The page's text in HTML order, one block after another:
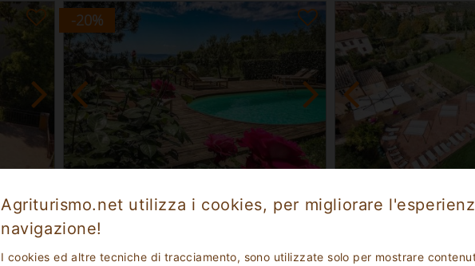
Agriturismo.net utilizza i cookies, per migliorare
navigazione!
I cookies ed altre tecniche di tracciamento, sono utilizzate solo per mostrare
Prenotazione
Immediata
-20%
9.1 10)
Bed and Breakfast
Firenze Toscana
Vaglia 787
9.4 (39)
Tavarnelle Val Di Pesa